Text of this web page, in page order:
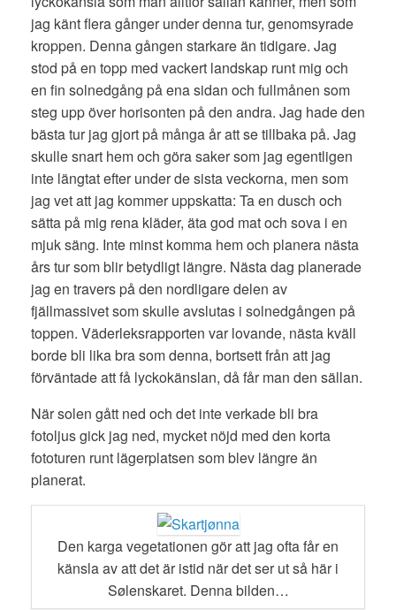
jag känt flera gånger under denna tur, genomsyrade
kroppen. Denna gången starkare än tidigare. Jag
stod på en topp med vackert landskap runt mig och
en fin solnedgång på ena sidan och fullmånen som
steg upp över horisonten på den andra. Jag hade den
bästa tur jag gjort på många år att se tillbaka på. Jag
skulle snart hem och göra saker som jag egentligen
inte längtat efter under de sista veckorna, men som
jag vet att jag kommer uppskatta: Ta en dusch och
sätta på mig rena kläder, äta god mat och sova i en
mjuk säng. Inte minst komma hem och planera nästa
års tur som blir betydligt längre. Nästa dag planerade
jag en travers på den nordligare delen av
fjällmassivet som skulle avslutas i solnedgången på
toppen. Väderleksrapporten var lovande, nästa kväll
borde bli lika bra som denna, bortsett från att jag
förväntade att få lyckokänslan, då får man den sällan.
När solen gått ned och det inte verkade bli bra
fotoljus gick jag ned, mycket nöjd med den korta
fototuren runt lägerplatsen som blev längre än
planerat.
Den karga vegetationen gör att jag ofta får en
känsla av att det är istid när det ser ut så här i
Sølenskaret. Denna bilden…